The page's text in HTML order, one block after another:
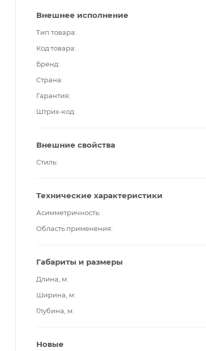
Внешнее исполнение
Тип товара
Код товара
Бренд
Страна
Гарантия
Штрих-код
Внешние свойства
Стиль
Технические характеристики
Асимметричность
Область применения
Габариты и размеры
Длина, м
Ширина, м
Глубина, м
Новые